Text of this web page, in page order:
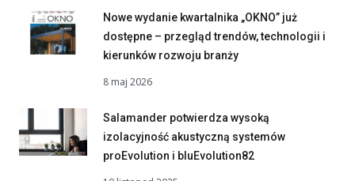
Nowe wydanie kwartalnika „OKNO” już
dostępne – przegląd trendów, technologii i
kierunków rozwoju branży
8 maj 2026
Salamander potwierdza wysoką
izolacyjność akustyczną systemów
proEvolution i bluEvolution82